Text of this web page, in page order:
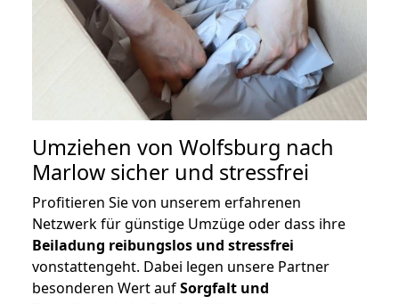
Umziehen von Wolfsburg nach
Marlow sicher und stressfrei
Profitieren Sie von unserem erfahrenen
Netzwerk für günstige Umzüge oder dass ihre
Beiladung reibungslos und stressfrei
vonstattengeht. Dabei legen unsere Partner
besonderen Wert aufSorgfalt und